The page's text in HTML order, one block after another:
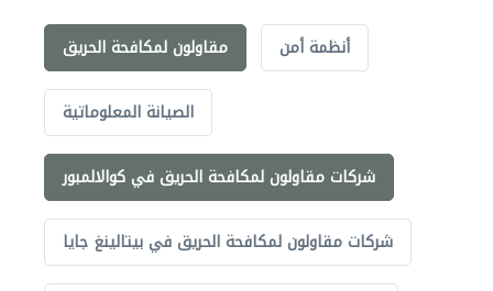
مقاولون لمكافحة الحريق أنظمة أمن
الصيانة المعلوماتية
شركات مقاولون لمكافحة الحريق في كوالالمبور
شركات مقاولون لمكافحة الحريق في بيتالينغ جايا